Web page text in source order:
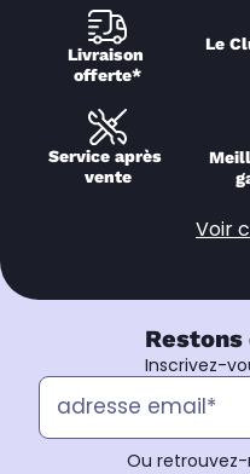
Livraison
offerte*
Le
Service après
vente
Voir
Inscrivez-
Ou retrouvez-